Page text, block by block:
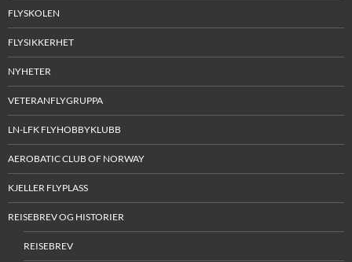
FLYSKOLEN
FLYSIKKERHET
NYHETER
VETERANFLYGRUPPA
LN-LFK FLYHOBBYKLUBB
AEROBATIC CLUB OF NORWAY
KJELLER FLYPLASS
REISEBREV OG HISTORIER
REISEBREV